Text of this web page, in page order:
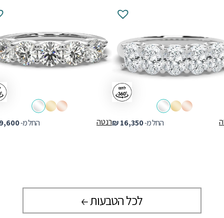
החל מ- רנטה החל מ- ₪16,350
לכל הטבעות